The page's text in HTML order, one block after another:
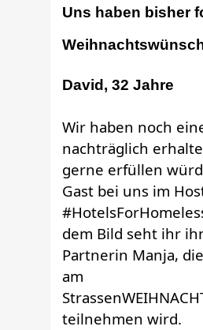
Uns haben bisher
David, 32 Jahre
Wir haben noch
nachträglich
gerne erfüllen
Gast bei uns im
dem Bild seht ihr
Partnerin Manja,
am
teilnehmen wird.